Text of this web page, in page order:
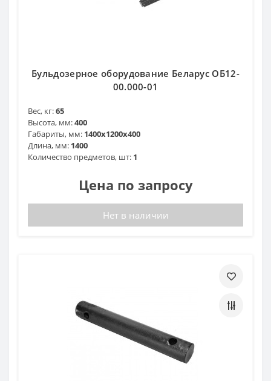
Бульдозерное оборудование Беларус ОБ12-
00.000-01
Вес, кг:65
Высота, мм:400
Габариты, мм: 1400x1200x400
Длина, мм: 1400
Количество предметов, шт: 1
Цена по запросу
Нет в наличии